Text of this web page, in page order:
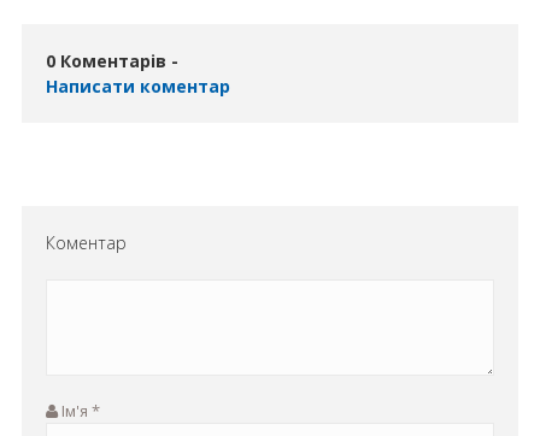
0 Коментарів -
Написати коментар
Коментар
Ім'я *